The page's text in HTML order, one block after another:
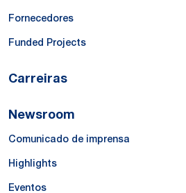
Fornecedores
Funded Projects
Carreiras
Newsroom
Comunicado de imprensa
Highlights
Eventos